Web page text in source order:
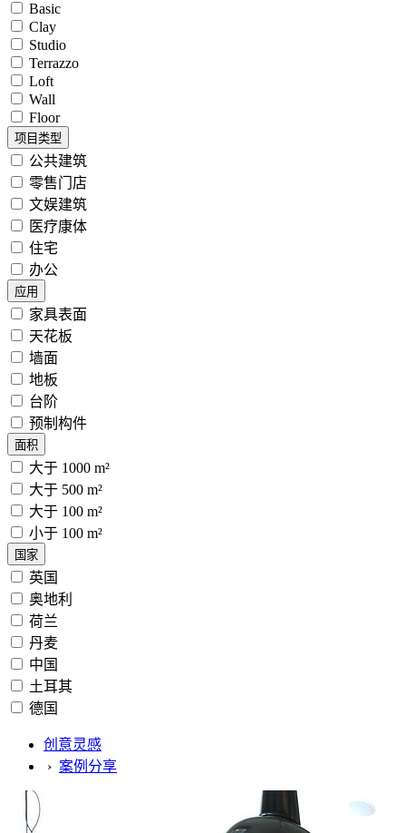
Basic
Clay
Studio
Terrazzo
Loft
Wall
Floor
项目类型
公共建筑
零售门店
文娱建筑
医疗康体
住宅
办公
应用
家具表面
天花板
墙面
地板
台阶
预制构件
面积
大于 1000 m²
大于 500 m²
大于 100 m²
小于 100 m²
国家
英国
奥地利
荷兰
丹麦
中国
土耳其
德国
创意灵感
› 案例分享